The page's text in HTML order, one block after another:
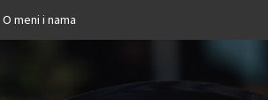
O meni i nama